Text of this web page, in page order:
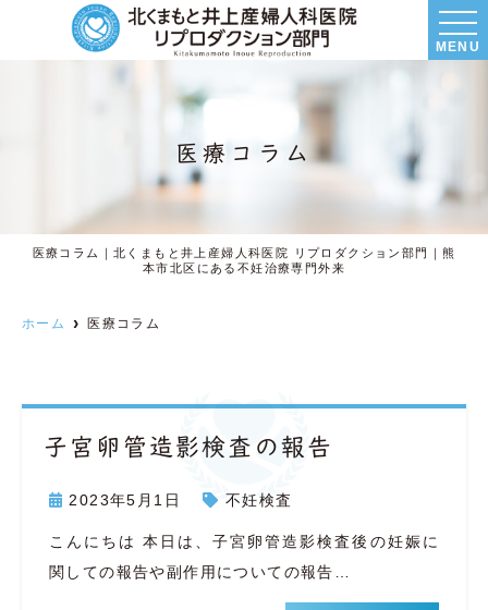
MENU
医療コラム
医療コラム｜北くまもと井上産婦人科医院 リプロダクション部門｜熊
本市北区にある不妊治療専門外来
ホーム 医療コラム
子宮卵管造影検査の報告
2023年5月1日 不妊検査
こんにちは 本日は、子宮卵管造影検査後の妊娠に
関しての報告や副作用についての報告…